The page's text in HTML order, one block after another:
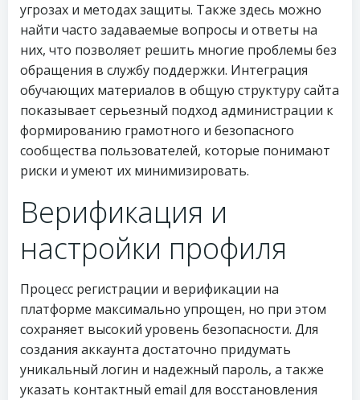
угрозах и методах защиты. Также здесь можно
найти часто задаваемые вопросы и ответы на
них, что позволяет решить многие проблемы без
обращения в службу поддержки. Интеграция
обучающих материалов в общую структуру сайта
показывает серьезный подход администрации к
формированию грамотного и безопасного
сообщества пользователей, которые понимают
риски и умеют их минимизировать.
Верификация и
настройки профиля
Процесс регистрации и верификации на
платформе максимально упрощен, но при этом
сохраняет высокий уровень безопасности. Для
создания аккаунта достаточно придумать
уникальный логин и надежный пароль, а также
указать контактный email для восстановления